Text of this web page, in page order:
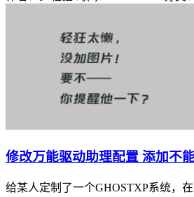
修改万能驱动助理配置 添加不
给某人定制了一个GHOSTXP系统，